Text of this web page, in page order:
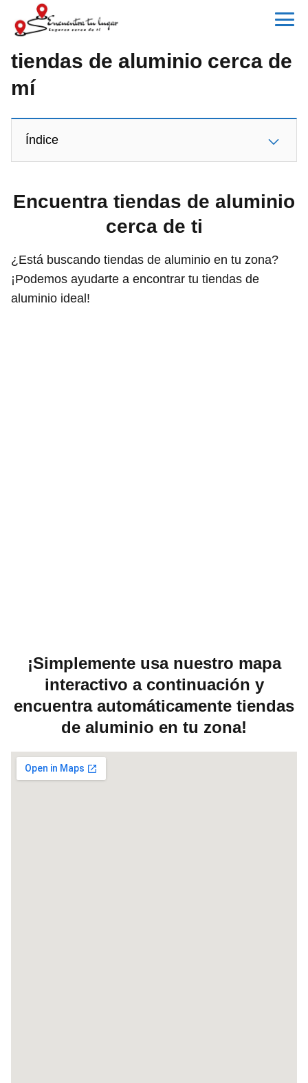
tiendas de aluminio cerca de
mí
Índice
Encuentra tiendas de aluminio
cerca de ti
¿Está buscando tiendas de aluminio en tu zona?
¡Podemos ayudarte a encontrar tu tiendas de
aluminio ideal!
¡Simplemente usa nuestro mapa
interactivo a continuación y
encuentra automáticamente tiendas
de aluminio en tu zona!